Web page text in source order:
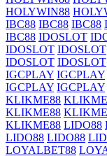
HOLYWIN88
IBC88 IBC88 IBC88
IBC88 IDOSLOT
IDOSLOT IDOSLOT
IDOSLOT IDOSLOT
IGCPLAY IGCPLAY
IGCPLAY IGCPLAY
KLIKME88
KLIKME88
KLIKME88 LIDO88
LIDO88 LIDO88
LOYALBET88